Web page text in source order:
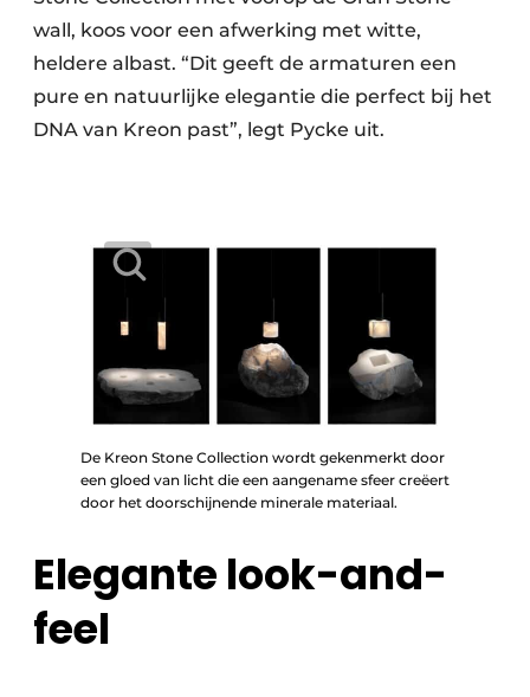
wall, koos voor een afwerking met witte,
heldere albast. “Dit geeft de armaturen een
pure en natuurlijke elegantie die perfect bij het
DNA van Kreon past”, legt Pycke uit.
De Kreon Stone Collection wordt gekenmerkt door
een gloed van licht die een aangename sfeer creëert
door het doorschijnende minerale materiaal.
Elegante look-and-
feel